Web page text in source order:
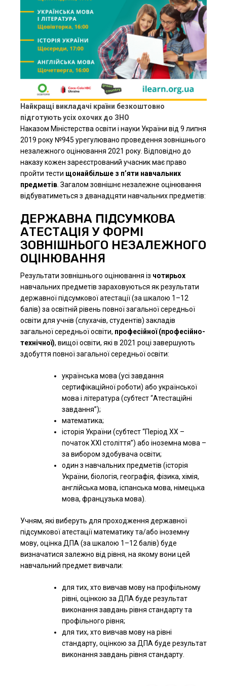
Найкращі викладачі країни безкоштовно
підготують усіх охочих до ЗНО
Наказом Міністерства освіти і науки України від 9 липня
2019 року №945 урегулювано проведення зовнішнього
незалежного оцінювання 2021 року. Відповідно до
наказу кожен зареєстрований учасник має право
пройти тести щонайбільше з п’яти навчальних
предметів. Загалом зовнішнє незалежне оцінювання
відбуватиметься з дванадцяти навчальних предметів:
ДЕРЖАВНА ПІДСУМКОВА
АТЕСТАЦІЯ У ФОРМІ
ЗОВНІШНЬОГО НЕЗАЛЕЖНОГО
ОЦІНЮВАННЯ
Результати зовнішнього оцінювання із чотирьох
навчальних предметів зараховуються як результати
державної підсумкової атестації (за шкалою 1–12
балів) за освітній рівень повної загальної середньої
освіти для учнів (слухачів, студентів) закладів
загальної середньої освіти, професійної (професійно-
технічної), вищої освіти, які в 2021 році завершують
здобуття повної загальної середньої освіти:
українська мова (усі завдання
сертифікаційної роботи) або української
мова і література (субтест “Атестаційні
завдання”);
математика;
історія України (субтест “Період XX –
початок XXI століття”) або іноземна мова –
за вибором здобувача освіти;
один з навчальних предметів (історія
України, біологія, географія, фізика, хімія,
англійська мова, іспанська мова, німецька
мова, французька мова).
Учням, які виберуть для проходження державної
підсумкової атестації математику та/або іноземну
мову, оцінка ДПА (за шкалою 1–12 балів) буде
визначатися залежно від рівня, на якому вони цей
навчальний предмет вивчали:
для тих, хто вивчав мову на профільному
рівні, оцінкою за ДПА буде результат
виконання завдань рівня стандарту та
профільного рівня;
для тих, хто вивчав мову на рівні
стандарту, оцінкою за ДПА буде результат
виконання завдань рівня стандарту.